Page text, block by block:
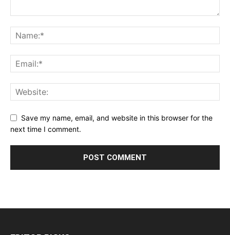
Save my name, email, and website in this browser for the
next time I comment.